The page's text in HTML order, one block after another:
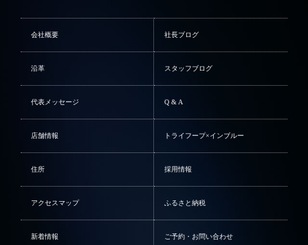
会社概要 社長ブログ
沿革 スタッフブログ
代表メッセージ Q & A
店舗情報 トライフープ×インブルー
住所 採用情報
アクセスマップ ふるさと納税
新着情報 ご予約・お問い合わせ